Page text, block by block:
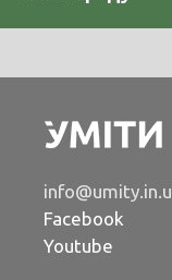
Facebook
Youtube